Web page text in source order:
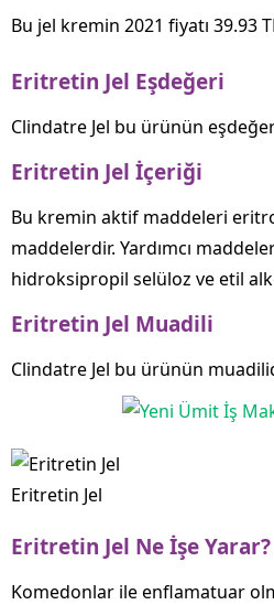
Bu jel kremin 2021 fiyatı 39.93
Eritretin Jel Eşdeğeri
Clindatre Jel bu ürünün
Eritretin Jel İçeriği
Bu kremin aktif maddeleri
maddelerdir. Yardımcı
hidroksipropil selüloz ve etil
Eritretin Jel Muadili
Clindatre Jel bu ürünün
Eritretin Jel
Eritretin Jel Ne İşe Yarar?
Komedonlar ile enflamatuar